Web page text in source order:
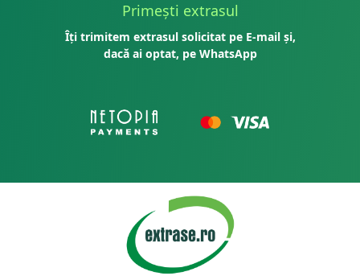
Primești extrasul
Îți trimitem extrasul solicitat pe E-mail și,
dacă ai optat, pe WhatsApp